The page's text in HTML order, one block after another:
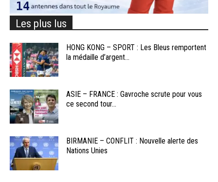
Les plus lus
HONG KONG – SPORT : Les Bleus remportent
la médaille d’argent...
ASIE – FRANCE : Gavroche scrute pour vous
ce second tour...
BIRMANIE – CONFLIT : Nouvelle alerte des
Nations Unies